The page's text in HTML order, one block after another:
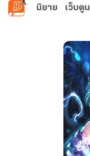
ข้ามไปยังเนื้อหาหลัก
นิยาย เว็บตูน